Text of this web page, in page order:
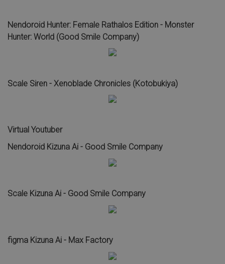
Nendoroid Hunter: Female Rathalos Edition - Monster
Hunter: World (Good Smile Company)
Scale Siren - Xenoblade Chronicles (Kotobukiya)
Virtual Youtuber
Nendoroid Kizuna Ai - Good Smile Company
Scale Kizuna Ai - Good Smile Company
figma Kizuna Ai - Max Factory